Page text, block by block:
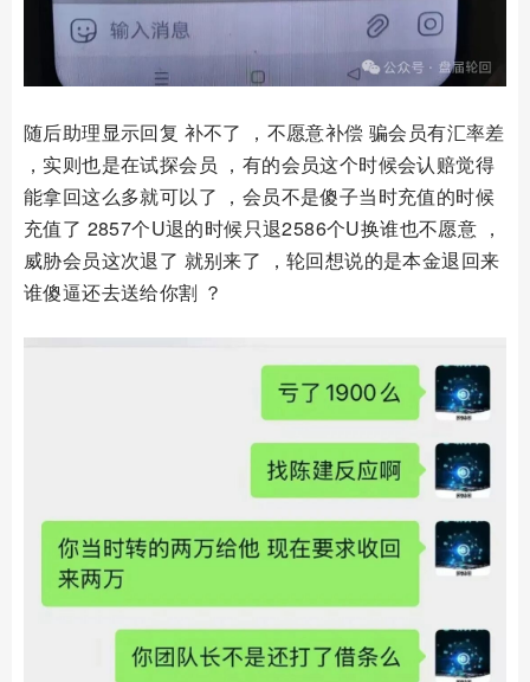
随后助理显示回复 补不了 ，不愿意补偿 骗会员有汇率差
，实则也是在试探会员 ，有的会员这个时候会认赔觉得
能拿回这么多就可以了 ，会员不是傻子当时充值的时候
充值了 2857个U退的时候只退2586个U换谁也不愿意 ，
威胁会员这次退了 就别来了 ，轮回想说的是本金退回来
谁傻逼还去送给你割 ？